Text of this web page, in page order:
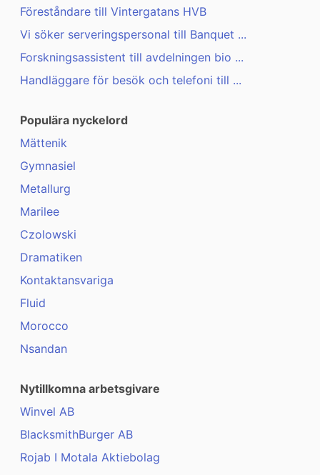
Föreståndare till Vintergatans HVB
Vi söker serveringspersonal till Banquet ...
Forskningsassistent till avdelningen bio ...
Handläggare för besök och telefoni till ...
Populära nyckelord
Mättenik
Gymnasiel
Metallurg
Marilee
Czolowski
Dramatiken
Kontaktansvariga
Fluid
Morocco
Nsandan
Nytillkomna arbetsgivare
Winvel AB
BlacksmithBurger AB
Rojab I Motala Aktiebolag